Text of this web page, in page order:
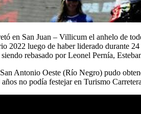
en San Juan – Villicum el anhelo de
2022 luego de haber liderado durante
rebasado por Leonel Pernía,
Antonio Oeste (Río Negro) pudo
no podía festejar en Turismo